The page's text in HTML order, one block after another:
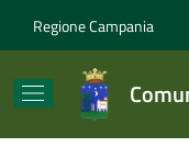
Regione Campania